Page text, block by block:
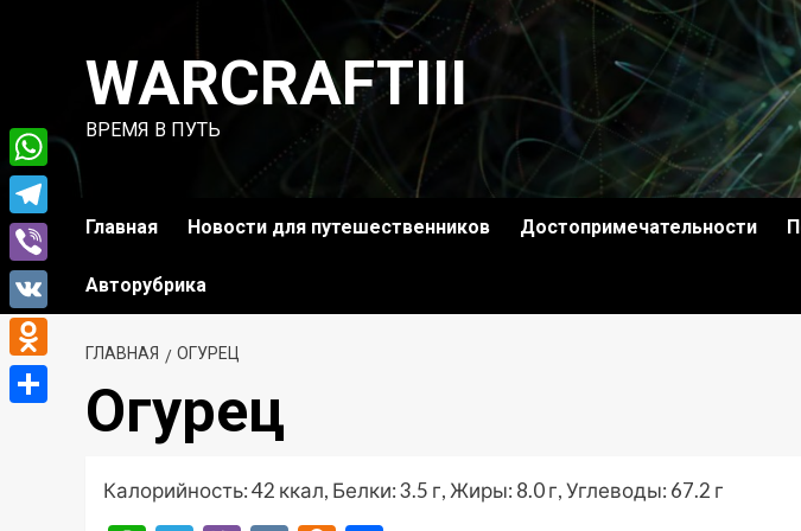
содержимомуWARCRAFTIII
ВРЕМЯ В ПУТЬ
Главная Новости для путешественников Достопримечательности
Авторубрика
ГЛАВНАЯ ОГУРЕЦ
Огурец
Калорийность: 42 ккал, Белки: 3.5 г, Жиры: 8.0 г, Углеводы: 67.2 г
WhatsApp
Telegram
Viber
VK
Odnoklassniki
Отправить